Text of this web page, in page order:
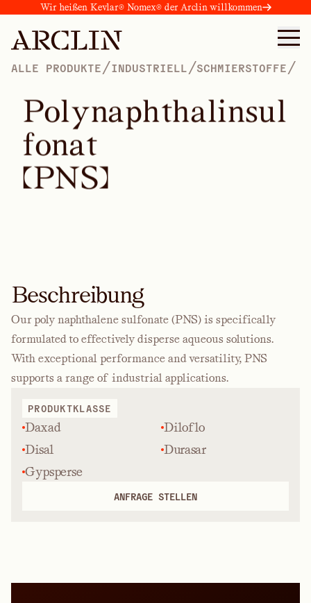
Wir heißen Kevlar® Nomex® der Arclin willkommen
ALLE PRODUKTE /INDUSTRIELL /SCHMIERSTOFFE /
Polynaphthalinsul
fonat
(PNS)
Beschreibung
Our poly naphthalene sulfonate (PNS) is specifically
formulated to effectively disperse aqueous solutions.
With exceptional performance and versatility, PNS
supports a range of industrial applications.
PRODUKTKLASSE
Daxad
Diloflo
Disal
Durasar
Gypsperse
ANFRAGE STELLEN